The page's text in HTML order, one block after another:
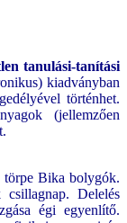
tanulási-tanítási
kiadványban
történhet.
(jellemzően
törpe Bika bolygók.
csillagnap. Delelés
égi egyenlítő.